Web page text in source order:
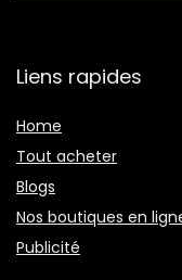
Liens rapides
Home
Tout acheter
Blogs
Nos boutiques en
Publicité